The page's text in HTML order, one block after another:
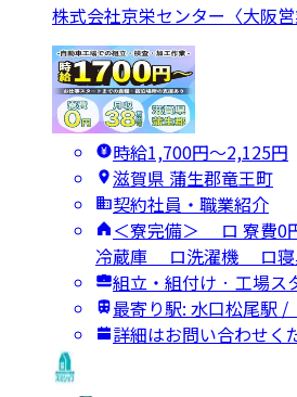
株式会社京栄センター〈大阪営
時給1,700円〜2,125円
滋賀県 蒲生郡竜王町
契約社員・職業紹介
＜寮完備＞ ロ 寮費
冷蔵庫 ロ洗濯機 ロ寝
組立・組付け · 工場ス
最寄り駅: 水口松尾駅 /
詳細はお問い合わせく